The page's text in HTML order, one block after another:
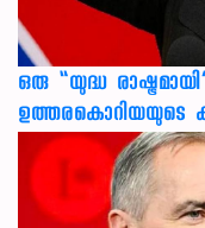
ഒരു “യുദ്ധ
ഉത്തരകൊറിയയുടെ